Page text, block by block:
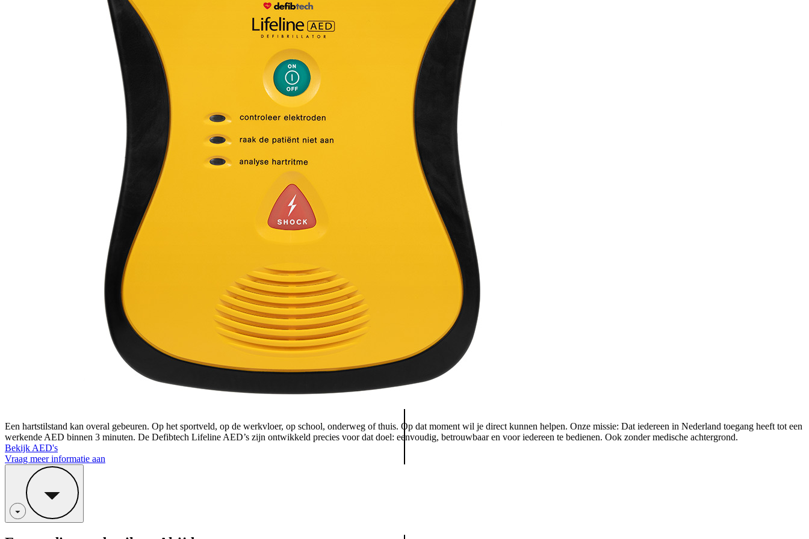
Een hartstilstand kan overal gebeuren. Op het sportveld, op de werkvloer, op school, onderweg of thuis. Op dat moment wil je direct kunnen helpen. Onze missie: Dat iedereen in Nederland toegang heeft tot een
werkende AED binnen 3 minuten. De Defibtech Lifeline AED’s zijn ontwikkeld precies voor dat doel: eenvoudig, betrouwbaar en voor iedereen te bedienen. Ook zonder medische achtergrond.
Bekijk AED's
Vraag meer informatie aan